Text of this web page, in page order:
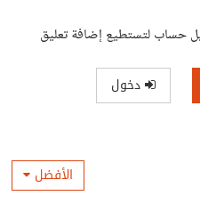
حساب لتستطيع إضافة تعليق
دخول
الأفضل